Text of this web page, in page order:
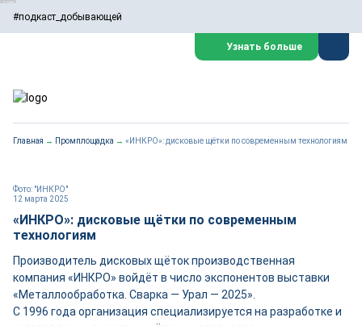
#подкаст_добывающей
Узнать больше
Главная → Промплощадка → «ИНКРО»: дисковые щётки по современным технологиям
12 марта 2025
Фото: "ИНКРО"
«ИНКРО»: дисковые щётки по современным
технологиям
Производитель дисковых щёток производственная
компания «ИНКРО» войдёт в число экспонентов выставки
«Металлообработка. Сварка — Урал — 2025».
С 1996 года организация специализируется на разработке и